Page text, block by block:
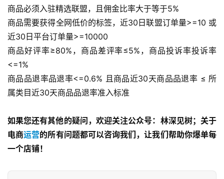
商品必须入驻精选联盟，且佣金比率大于等于5%
商品需要获得全网低价的标签，近30日联盟订单量>=10 或
近30日平台订单量>=10000
商品好评率≥80%，商品差评率≤5%，商品投诉率投诉率
<=1%
商品品退率品退率<=0.6% 且商品近30天商品品退率 ≤ 所
属类目近30天商品品退率准入标准
如果您还有其他的疑问，欢迎关注公众号：林深见树；关于
电商运营的所有问题都可以咨询我们，让我们帮助你爆单每
一个店铺！